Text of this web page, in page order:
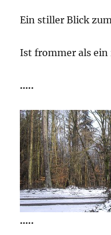
Ein stiller Blick
Ist frommer als ein
…..
…..